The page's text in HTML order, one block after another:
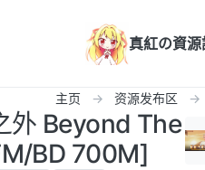
真紅の資源
主页 资源发布区
外 Beyond The
BD 700M]